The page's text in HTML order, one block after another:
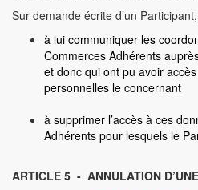
Sur demande écrite d’un
à lui communiquer les
Commerces Adhérents
et donc qui ont pu avoir
personnelles le concernant
à supprimer l’accès à ces
Adhérents pour lesquels le
ARTICLE 5 - ANNULATION